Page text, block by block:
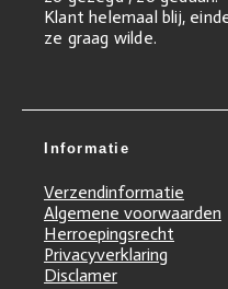
Klant helemaal blij,
ze graag wilde.
Informatie
Verzendinformatie
Algemene voorwaarden
Herroepingsrecht
Privacyverklaring
Disclamer